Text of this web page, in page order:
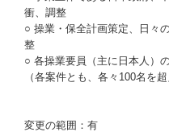
衝、調整
○ 操業・保全計画策定、日々
整
○ 各操業要員（主に日本人）
（各案件とも、各々100名を超
変更の範囲：有